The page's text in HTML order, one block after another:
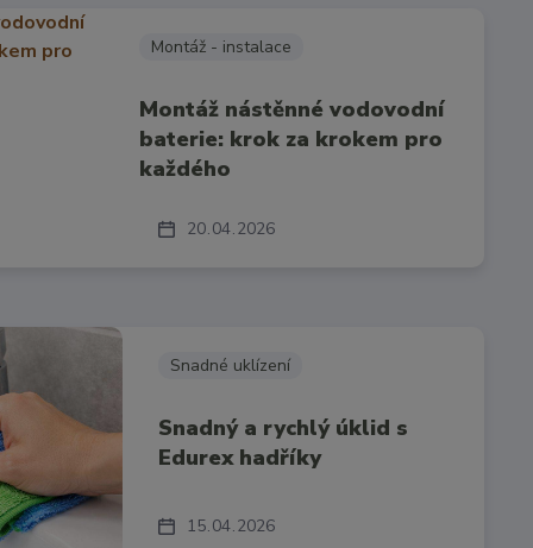
20 04 2026
Montáž - instalace
Montáž nástěnné vodovodní
baterie: krok za krokem pro
každého
15 04 2026
Snadné uklízení
Snadný a rychlý úklid s
Edurex hadříky